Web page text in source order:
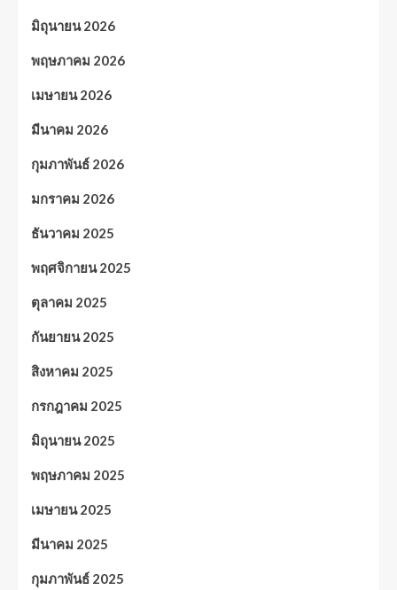
มิถุนายน 2026
พฤษภาคม 2026
เมษายน 2026
มีนาคม 2026
กุมภาพันธ์ 2026
มกราคม 2026
ธันวาคม 2025
พฤศจิกายน 2025
ตุลาคม 2025
กันยายน 2025
สิงหาคม 2025
กรกฎาคม 2025
มิถุนายน 2025
พฤษภาคม 2025
เมษายน 2025
มีนาคม 2025
กุมภาพันธ์ 2025